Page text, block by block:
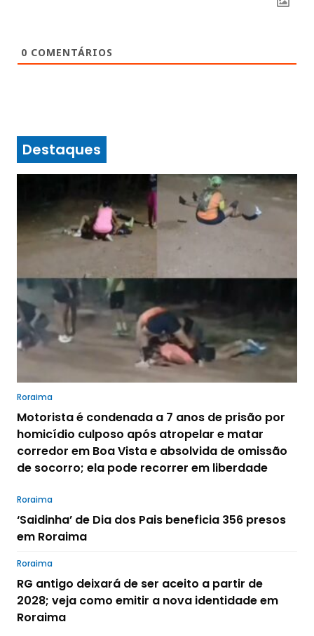
0 COMENTÁRIOS
Destaques
Roraima
Motorista é condenada a 7 anos de prisão por
homicídio culposo após atropelar e matar
corredor em Boa Vista e absolvida de omissão
de socorro; ela pode recorrer em liberdade
Roraima
‘Saidinha’ de Dia dos Pais beneficia 356 presos
em Roraima
Roraima
RG antigo deixará de ser aceito a partir de
2028; veja como emitir a nova identidade em
Roraima